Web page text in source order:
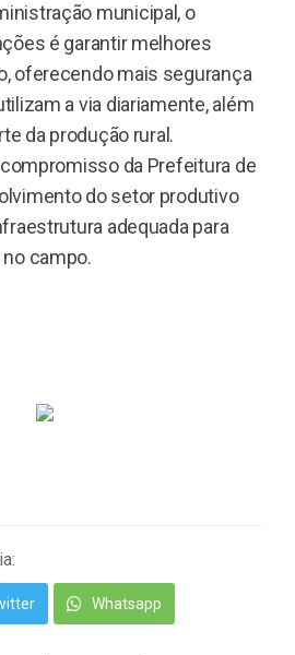
municipal, o
é garantir melhores
oferecendo mais segurança
a via diariamente, além
da produção rural.
da Prefeitura de
do setor produtivo
adequada para
campo.
Whatsapp